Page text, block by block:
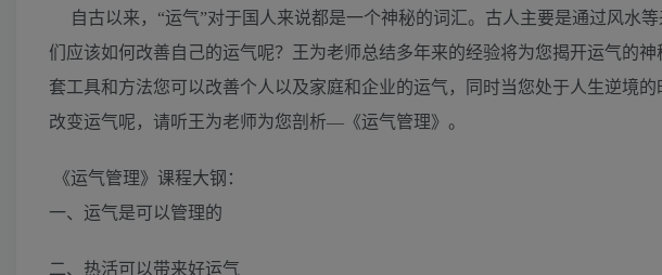
自古以来，“运气”对于国人来说都是一个神秘的词汇。古人主要是通过风水
们应该如何改善自己的运气呢？王为老师总结多年来的经验将为您揭开运气的
套工具和方法您可以改善个人以及家庭和企业的运气，同时当您处于人生逆境
改变运气呢，请听王为老师为您剖析—《运气管理》。
《运气管理》 课程大钢：
一、运气是可以管理的
二、热活可以带来好运气